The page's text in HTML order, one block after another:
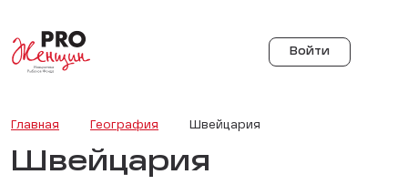
Войти
Главная География Швейцария
Швейцария